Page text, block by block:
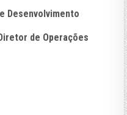
Desenvolvimento
de Operações